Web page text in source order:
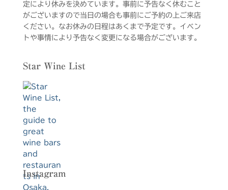
定により休みを決めています。事前に予告なく休むこと
がございますので当日の場合も事前にご予約の上ご来店
ください。なお休みの日程はあくまで予定です。イベン
トや事情により予告なく変更になる場合がございます。
Star Wine List
Instagram